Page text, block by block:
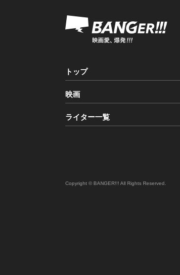
トップ
映画
ライター一覧
Copyright © BANGER!!! All Rights Reserved.